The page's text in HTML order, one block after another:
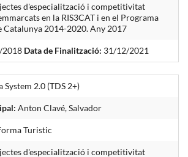
d'especialització i competitivitat
en la RIS3CAT i en el Programa
Catalunya 2014-2020. Any 2017
2018 Data de Finalització: 31/12/2021
System 2.0 (TDS 2+)
Anton Clavé, Salvador
Turistic
d'especialització i competitivitat